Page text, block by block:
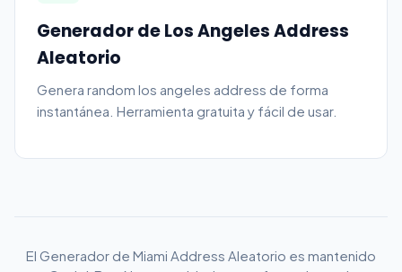
Generador de Los Angeles Address
Aleatorio
Genera random los angeles address de forma
instantánea. Herramienta gratuita y fácil de usar.
El Generador de Miami Address Aleatorio es mantenido